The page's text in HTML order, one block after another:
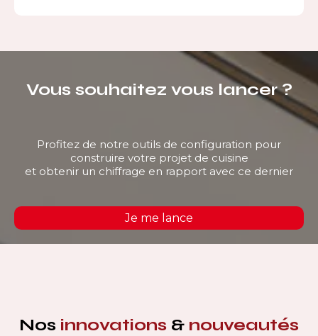
Vous souhaitez vous lancer ?
Profitez de notre outils de configuration pour
construire votre projet de cuisine
et obtenir un chiffrage en rapport avec ce dernier
Je me lance
Nos innovations & nouveautés